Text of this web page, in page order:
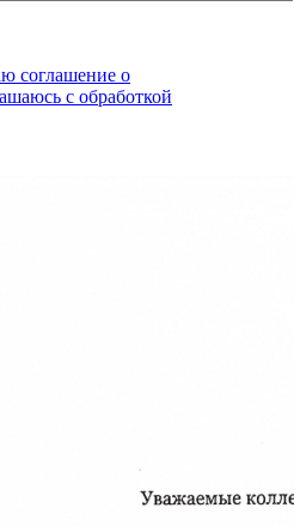
соглашение о
с обработкой